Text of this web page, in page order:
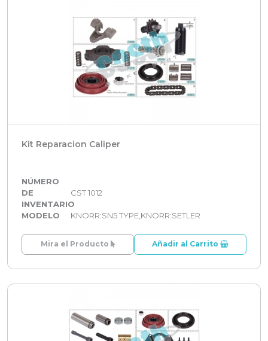
Kit Reparacion Caliper
NÚMERO
DE
INVENTARIO
CST 1012
MODELO KNORR:SN5 TYPE,KNORR:SETLER
Mira el Producto Añadir al Carrito